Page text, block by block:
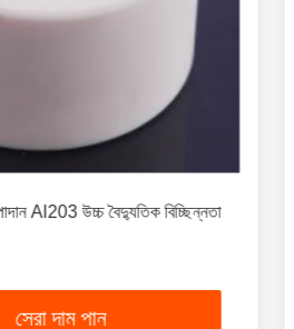
Al203 উচ্চ বৈদ্যুতিক বিচ্ছিন্নতা
সেরা দাম পান